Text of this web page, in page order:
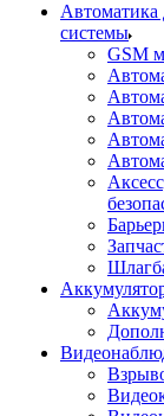
Автоматика
системы
GSM